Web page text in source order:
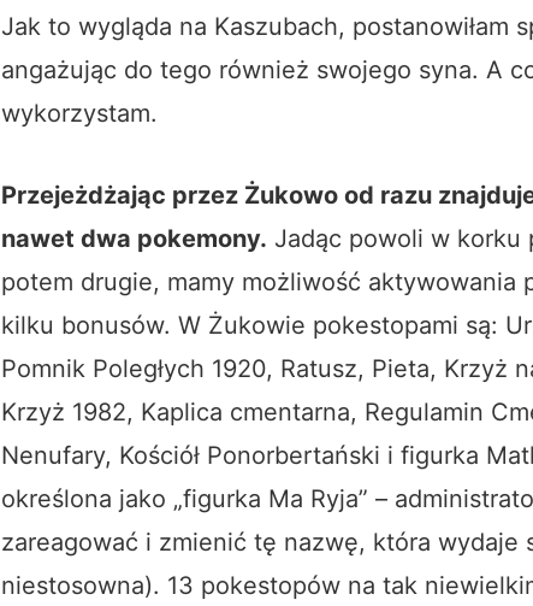
Jak to wygląda na Kaszubach, postanowiłam
angażując do tego również swojego syna. A
wykorzystam.
Przejeżdżając przez Żukowo od razu
nawet dwa pokemony. Jadąc powoli w korku
potem drugie, mamy możliwość aktywowania
kilku bonusów. W Żukowie pokestopami są:
Pomnik Poległych 1920, Ratusz, Pieta, Krzyż
Krzyż 1982, Kaplica cmentarna, Regulamin
Nenufary, Kościół Ponorbertański i figurka
określona jako „figurka Ma Ryja” –
zareagować i zmienić tę nazwę, która wydaje
niestosowna). 13 pokestopów na tak